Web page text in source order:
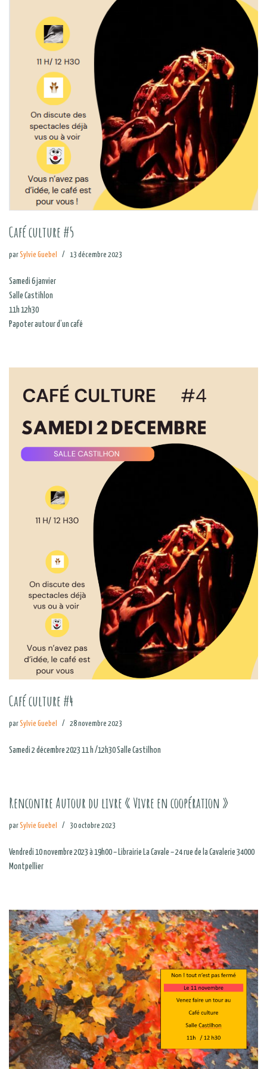
Café culture #5
par Sylvie Guebel 13 décembre 2023
Samedi 6 janvier
Salle Castihlon
11h 12h30
Papoter autour d’un café
Café culture #4
par Sylvie Guebel 28 novembre 2023
Samedi 2 décembre 2023 11 h /12h30 Salle Castilhon
Rencontre Autour du livre « Vivre en coopération »
par Sylvie Guebel 30 octobre 2023
Vendredi 10 novembre 2023 à 19h00 – Librairie La Cavale – 24 rue de la Cavalerie 34000
Montpellier